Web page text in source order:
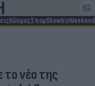
ΚόσμοςΣπορShowbizWeekend
νέο της